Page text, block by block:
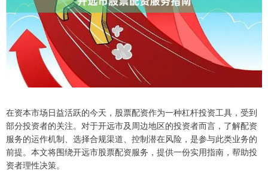
在资本市场日益活跃的今天，股票配资作为一种杠杆投资工具，受到
部分投资者的关注。对于开远市及周边地区的投资者而言，了解配资
服务的运作机制、选择合规渠道、控制潜在风险，是参与此类业务的
前提。本文将围绕开远市股票配资服务，提供一份实用指南，帮助投
资者理性决策。